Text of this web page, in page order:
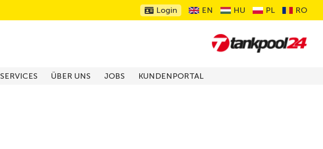
Login EN HU PL RO
SERVICES ÜBER UNS JOBS KUNDENPORTAL